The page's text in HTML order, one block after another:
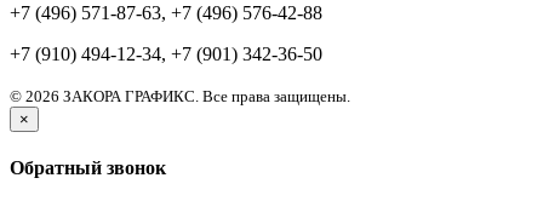
+7 (496) 571-87-63, +7 (496) 576-42-88
+7 (910) 494-12-34, +7 (901) 342-36-50
© 2026 ЗАКОРА ГРАФИКС. Все права защищены.
×
Обратный звонок